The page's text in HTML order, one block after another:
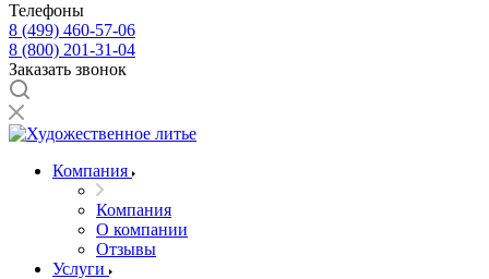
Телефоны
8 (499) 460-57-06
8 (800) 201-31-04
Заказать звонок
Компания
Компания
О компании
Отзывы
Услуги